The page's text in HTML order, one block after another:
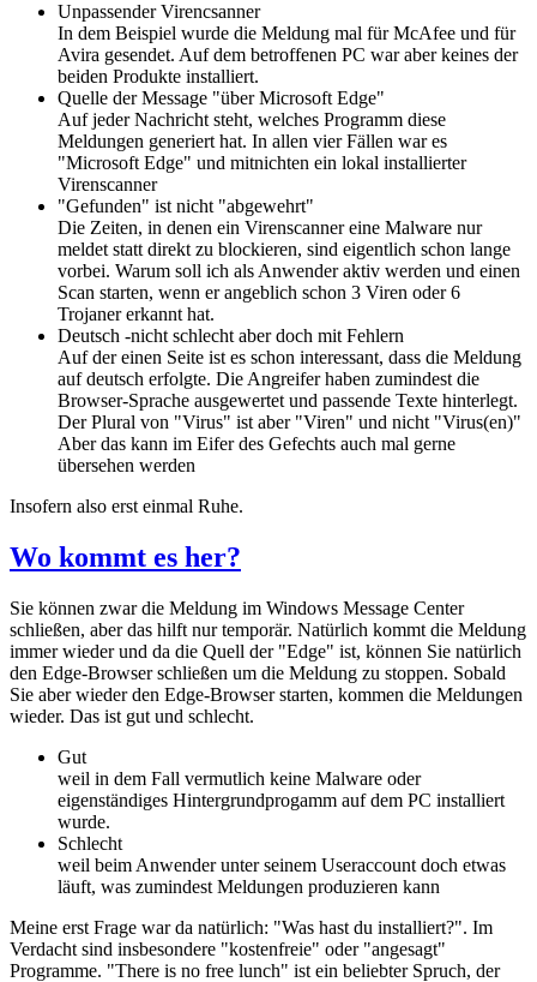
Unpassender Virencsanner
In dem Beispiel wurde die Meldung mal für McAfee und für
Avira gesendet. Auf dem betroffenen PC war aber keines der
beiden Produkte installiert.
Quelle der Message "über Microsoft Edge"
Auf jeder Nachricht steht, welches Programm diese
Meldungen generiert hat. In allen vier Fällen war es
"Microsoft Edge" und mitnichten ein lokal installierter
Virenscanner
"Gefunden" ist nicht "abgewehrt"
Die Zeiten, in denen ein Virenscanner eine Malware nur
meldet statt direkt zu blockieren, sind eigentlich schon lange
vorbei. Warum soll ich als Anwender aktiv werden und einen
Scan starten, wenn er angeblich schon 3 Viren oder 6
Trojaner erkannt hat.
Deutsch -nicht schlecht aber doch mit Fehlern
Auf der einen Seite ist es schon interessant, dass die Meldung
auf deutsch erfolgte. Die Angreifer haben zumindest die
Browser-Sprache ausgewertet und passende Texte hinterlegt.
Der Plural von "Virus" ist aber "Viren" und nicht "Virus(en)"
Aber das kann im Eifer des Gefechts auch mal gerne
übersehen werden
Insofern also erst einmal Ruhe.
Wo kommt es her?
Sie können zwar die Meldung im Windows Message Center
schließen, aber das hilft nur temporär. Natürlich kommt die Meldung
immer wieder und da die Quell der "Edge" ist, können Sie natürlich
den Edge-Browser schließen um die Meldung zu stoppen. Sobald
Sie aber wieder den Edge-Browser starten, kommen die Meldungen
wieder. Das ist gut und schlecht.
Gut
weil in dem Fall vermutlich keine Malware oder
eigenständiges Hintergrundprogamm auf dem PC installiert
wurde.
Schlecht
weil beim Anwender unter seinem Useraccount doch etwas
läuft, was zumindest Meldungen produzieren kann
Meine erst Frage war da natürlich: "Was hast du installiert?". Im
Verdacht sind insbesondere "kostenfreie" oder "angesagt"
Programme. "There is no free lunch" ist ein beliebter Spruch, der